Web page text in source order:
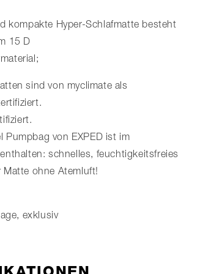
kompakte Hyper-Schlafmatte besteht
15 D
sind von myclimate als
Pumpbag von EXPED ist im
schnelles, feuchtigkeitsfreies
Matte ohne Atemluft!
exklusiv